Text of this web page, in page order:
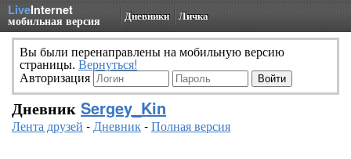
LiveInternet
мобильная версия Дневники Личка
Вы были перенаправлены на мобильную версию
страницы. Вернуться!
Авторизация
Дневник Sergey_Kin
Лента друзей -Дневник-Полная версия